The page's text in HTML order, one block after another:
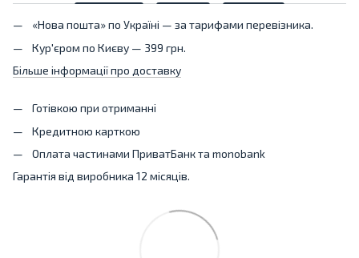
«Нова пошта» по Україні — за тарифами перевізника.
Кур'єром по Києву — 399 грн.
Більше інформації про доставку
Готівкою при отриманні
Кредитною карткою
Оплата частинами ПриватБанк та monobank
Гарантія від виробника 12 місяців.